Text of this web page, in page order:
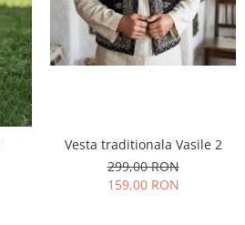
Vesta traditionala Vasile 2
299,00 RON
159,00 RON